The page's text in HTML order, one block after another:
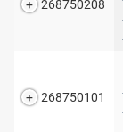
268750208
268750101